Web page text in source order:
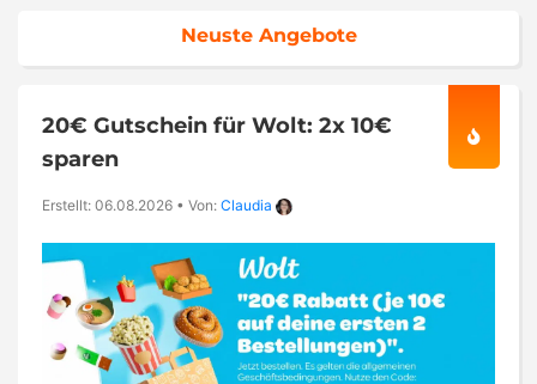
Neuste Angebote
20€ Gutschein für Wolt: 2x 10€
sparen
Erstellt: 06.08.2026 • Von: Claudia